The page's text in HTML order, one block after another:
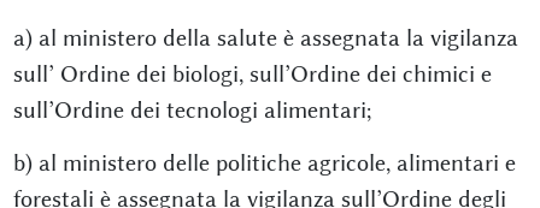
a) al ministero della salute è assegnata la vigilanza
sull’ Ordine dei biologi, sull’Ordine dei chimici e
sull’Ordine dei tecnologi alimentari;
b) al ministero delle politiche agricole, alimentari e
forestali è assegnata la vigilanza sull’Ordine degli